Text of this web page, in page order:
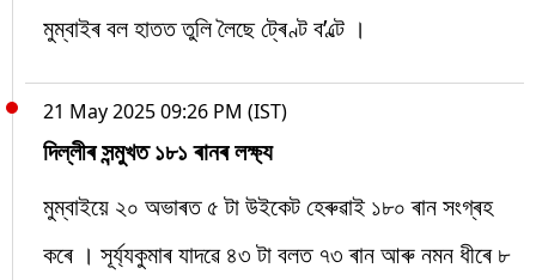
মুম্বাইৰ বল হাতত তুলি লৈছে ট্ৰেণ্ট ব’ল্টে ।
21 May 2025 09:26 PM (IST)
দিল্লীৰ সন্মুখত ১৮১ ৰানৰ লক্ষ্য
মুম্বাইয়ে ২০ অভাৰত ৫ টা উইকেট হেৰুৱাই ১৮০ ৰান সংগ্ৰহ
কৰে । সূৰ্য্যকুমাৰ যাদৱে ৪৩ টা বলত ৭৩ ৰান আৰু নমন ধীৰে ৮